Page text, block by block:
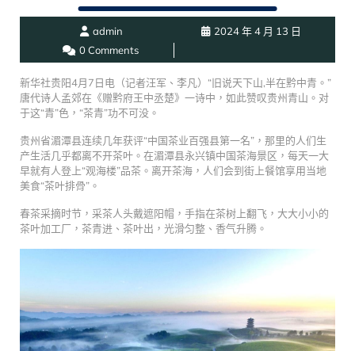
admin
2024 年 4 月 13 日
0 Comments
新华社贵阳4月7日电（记者汪军、李凡）“旧说天下山,半在黔中青。”
唐代诗人孟郊在《赠黔府王中丞楚》一诗中，如此赞叹贵州青山。对
于这“青”色，“茶青”功不可没。
贵州省湄潭县连续几年获评“中国茶业百强县第一名”，那里的人们生
产生活几乎都离不开茶叶。在湄潭县永兴镇中国茶海景区，每天一大
早就有人登上“观海楼”品茶。离开茶海，人们会到街上餐馆享用当地
美食“茶叶排骨”。
春茶采摘时节，采茶人头戴遮阳帽，手指在茶树上翻飞，大大小小的
茶叶加工厂，茶青进、茶叶出，光滑匀整、香气升腾。